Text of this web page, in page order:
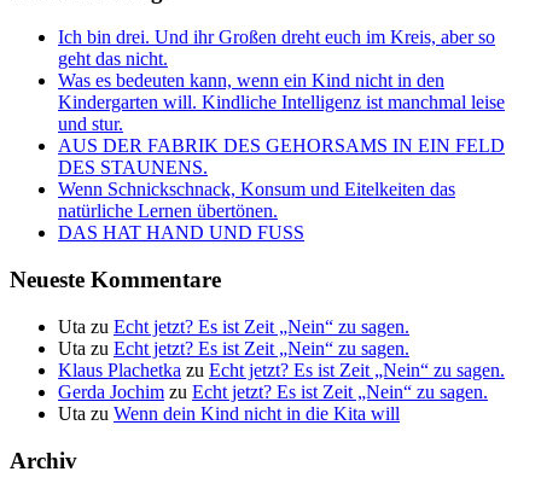
Ich bin drei. Und ihr Großen dreht euch im Kreis, aber so
geht das nicht.
Was es bedeuten kann, wenn ein Kind nicht in den
Kindergarten will. Kindliche Intelligenz ist manchmal leise
und stur.
AUS DER FABRIK DES GEHORSAMS IN EIN FELD
DES STAUNENS.
Wenn Schnickschnack, Konsum und Eitelkeiten das
natürliche Lernen übertönen.
DAS HAT HAND UND FUSS
Neueste Kommentare
Uta zu Echt jetzt? Es ist Zeit „Nein“ zu sagen.
Uta zu Echt jetzt? Es ist Zeit „Nein“ zu sagen.
Klaus Plachetka zu Echt jetzt? Es ist Zeit „Nein“ zu sagen.
Gerda Jochim zu Echt jetzt? Es ist Zeit „Nein“ zu sagen.
Uta zu Wenn dein Kind nicht in die Kita will
Archiv